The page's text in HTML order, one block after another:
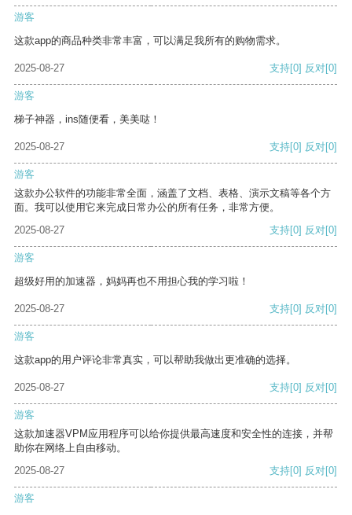
游客
这款app的商品种类非常丰富，可以满足我所有的购物需求。
2025-08-27 支持[0] 反对[0]
游客
梯子神器，ins随便看，美美哒！
2025-08-27 支持[0] 反对[0]
游客
这款办公软件的功能非常全面，涵盖了文档、表格、演示文稿等各个方
面。我可以使用它来完成日常办公的所有任务，非常方便。
2025-08-27
支持[0] 反对[0]
游客
超级好用的加速器，妈妈再也不用担心我的学习啦！
2025-08-27 支持[0] 反对[0]
游客
这款app的用户评论非常真实，可以帮助我做出更准确的选择。
2025-08-27 支持[0] 反对[0]
游客
这款加速器VPM应用程序可以给你提供最高速度和安全性的连接，并帮
助你在网络上自由移动。
2025-08-27
支持[0] 反对[0]
游客